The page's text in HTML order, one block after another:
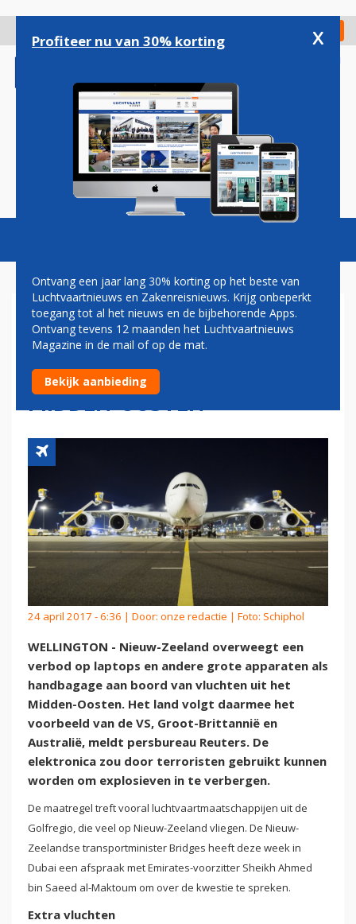
gaan
Check in
Magazine Podcasts Vacatures
NIEUW-ZEELAND
OVERWEEGT LAPTOPVERBOD
VOOR VLUCHTEN UIT
MIDDEN-OOSTEN
24 april 2017 - 6:36 | Door: onze redactie | Foto: Schiphol
WELLINGTON - Nieuw-Zeeland overweegt een
verbod op laptops en andere grote apparaten als
handbagage aan boord van vluchten uit het
Midden-Oosten. Het land volgt daarmee het
voorbeeld van de VS, Groot-Brittannië en
Australië, meldt persbureau Reuters. De
elektronica zou door terroristen gebruikt kunnen
worden om explosieven in te verbergen.
De maatregel treft vooral luchtvaartmaatschappijen uit de
Golfregio, die veel op Nieuw-Zeeland vliegen. De Nieuw-
Zeelandse transportminister Bridges heeft deze week in
Dubai een afspraak met Emirates-voorzitter Sheikh Ahmed
bin Saeed al-Maktoum om over de kwestie te spreken.
Extra vluchten
Profiteer nu van 30% korting x
Ontvang een jaar lang 30% korting op het beste van
Luchtvaartnieuws en Zakenreisnieuws. Krijg onbeperkt
toegang tot al het nieuws en de bijbehorende Apps.
Ontvang tevens 12 maanden het Luchtvaartnieuws
Magazine in de mail of op de mat.
Bekijk aanbieding